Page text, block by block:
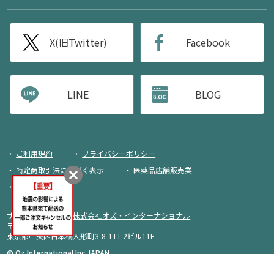
X(旧Twitter) Facebook
LINE BLOG
ご利用規約
プライバシーポリシー
特定商取引法に基づく表示
医薬品店舗販売業
荷物追跡
サイト運営・企画： 株式会社オズ・インターナショナル
〒103-0013
東京都中央区日本橋人形町3-8-1TT-2ビル11F